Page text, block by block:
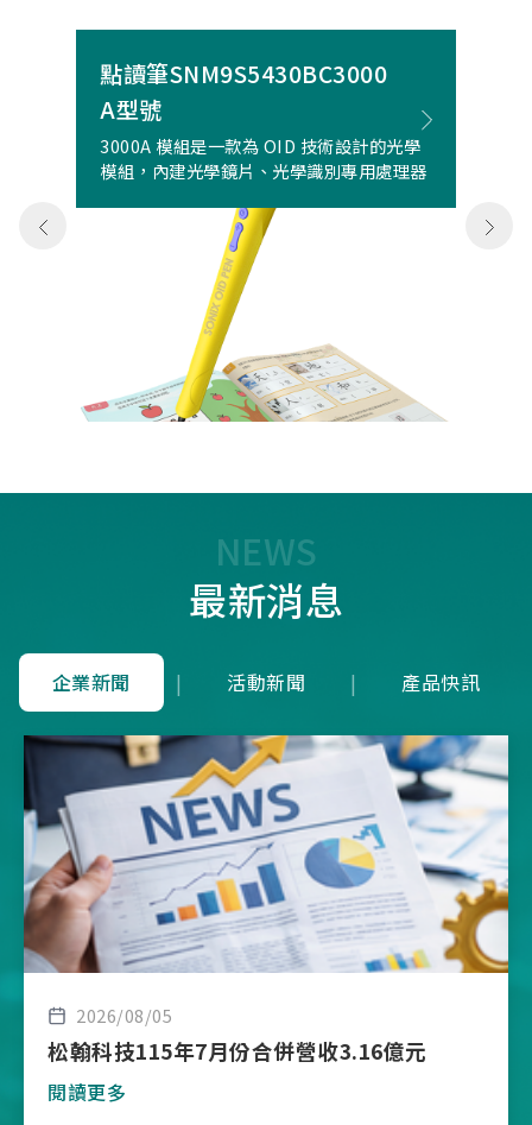
點讀筆SNM9S5430BC3000
A型號
3000A 模組是一款為 OID 技術設計的光學
模組，內建光學鏡片、光學識別專用處理器
NEWS
最新消息
企業新聞 | 活動新聞 | 產品快訊
2026/08/05
松翰科技115年7月份合併營收3.16億元
閱讀更多